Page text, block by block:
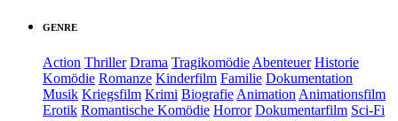
GENRE
Action Thriller Drama TragikomödieAbenteuer Historie
Komödie Romanze Kinderfilm Familie Dokumentation
Musik Kriegsfilm Krimi BiografieAnimationAnimationsfilm
Erotik Romantische Komödie Horror Dokumentarfilm Sci-Fi